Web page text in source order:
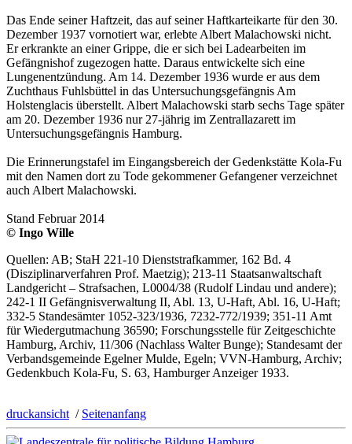
Das Ende seiner Haftzeit, das auf seiner Haftkarteikarte für den 30.
Dezember 1937 vornotiert war, erlebte Albert Malachowski nicht.
Er erkrankte an einer Grippe, die er sich bei Ladearbeiten im
Gefängnishof zugezogen hatte. Daraus entwickelte sich eine
Lungenentzündung. Am 14. De­zem­ber 1936 wurde er aus dem
Zuchthaus Fuhlsbüttel in das Untersuchungsgefängnis Am
Holstenglacis überstellt. Albert Malachowski starb sechs Tage später
am 20. Dezember 1936 nur 27-jährig im Zentrallazarett im
Untersuchungsgefängnis Hamburg.
Die Erinnerungstafel im Eingangsbereich der Gedenkstätte Kola-Fu
mit den Namen dort zu Tode gekommener Gefangener verzeichnet
auch Albert Malachowski.
Stand Februar 2014
© Ingo Wille
Quellen: AB; StaH 221-10 Dienststrafkammer, 162 Bd. 4
(Disziplinarverfahren Prof. Maetzig); 213-11 Staatsanwaltschaft
Landgericht – Strafsachen, L0004/38 (Rudolf Lindau und andere);
242-1 II Gefängnisverwaltung II, Abl. 13, U-Haft, Abl. 16, U-Haft;
332-5 Standesämter 1052-323/1936, 7232-772/1939; 351-11 Amt
für Wiedergutmachung 36590; Forschungsstelle für Zeitgeschichte
Hamburg, Archiv, 11/306 (Nachlass Walter Bunge); Standesamt der
Verbandsgemeinde Egelner Mulde, Egeln; VVN-Hamburg, Archiv;
Gedenkbuch Kola-Fu, S. 63, Hamburger Anzeiger 1933.
druckansicht / Seitenanfang